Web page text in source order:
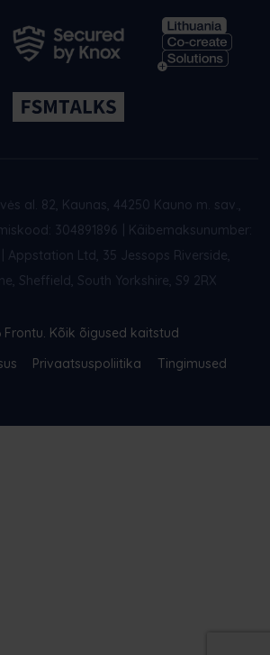
al. 82, Kaunas, 44250 Kauno m. sav.,
304891896
Käibemaksunumber:
Appstation Ltd, 35 Jessops Riverside,
Sheffield, South Yorkshire, S9 2RX
Frontu. Kõik õigused kaitstud
Privaatsuspoliitika Tingimused